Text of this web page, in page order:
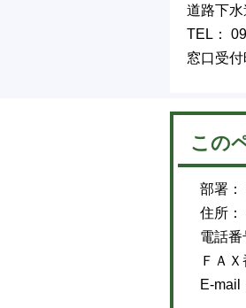
道路下
TEL：
窓口受
この
部署：
住所：
電話
ＦＡ
E-mail